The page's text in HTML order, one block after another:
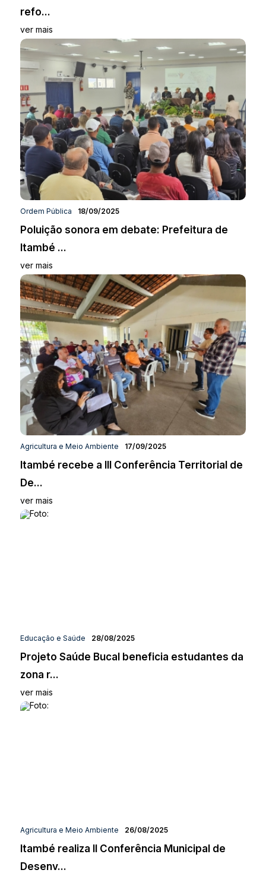
refo...
ver mais
Ordem Pública 18/09/2025
Poluição sonora em debate: Prefeitura de
Itambé ...
ver mais
Agricultura e Meio Ambiente 17/09/2025
Itambé recebe a III Conferência Territorial de
De...
ver mais
Educação e Saúde 28/08/2025
Projeto Saúde Bucal beneficia estudantes da
zona r...
ver mais
Agricultura e Meio Ambiente 26/08/2025
Itambé realiza II Conferência Municipal de
Desenv...